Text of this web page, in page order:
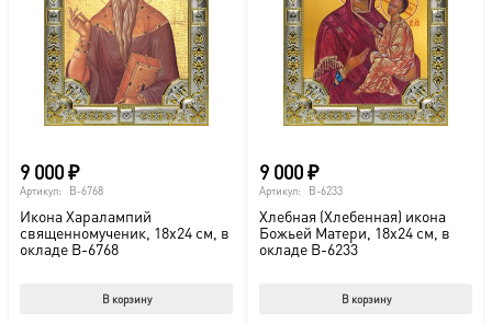
9 000₽
Артикул: B-6768
Икона Харалампий
священномученик, 18х24 см, в
окладе B-6768
В корзину
9 000₽
Артикул: B-6233
Хлебная (Хлебенная) икона
Божьей Матери, 18х24 см, в
окладе B-6233
В корзину